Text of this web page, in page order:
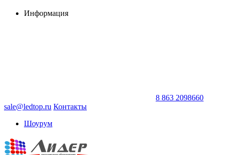
Информация
8 863 2098660
sale@ledtop.ru Контакты
Шоурум